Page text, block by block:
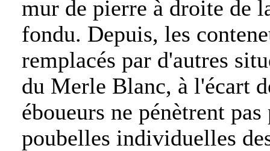
mur de pierre à droite de
fondu. Depuis, les
remplacés par d'autres
du Merle Blanc, à l'écart
éboueurs ne pénètrent
poubelles individuelles